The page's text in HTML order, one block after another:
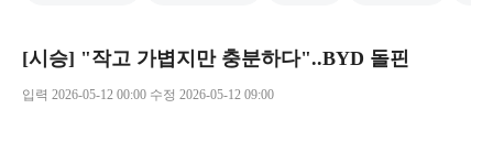
[시승] "작고 가볍지만 충분하다"..BYD 돌핀
입력 2026-05-12 00:00 수정 2026-05-12 09:00